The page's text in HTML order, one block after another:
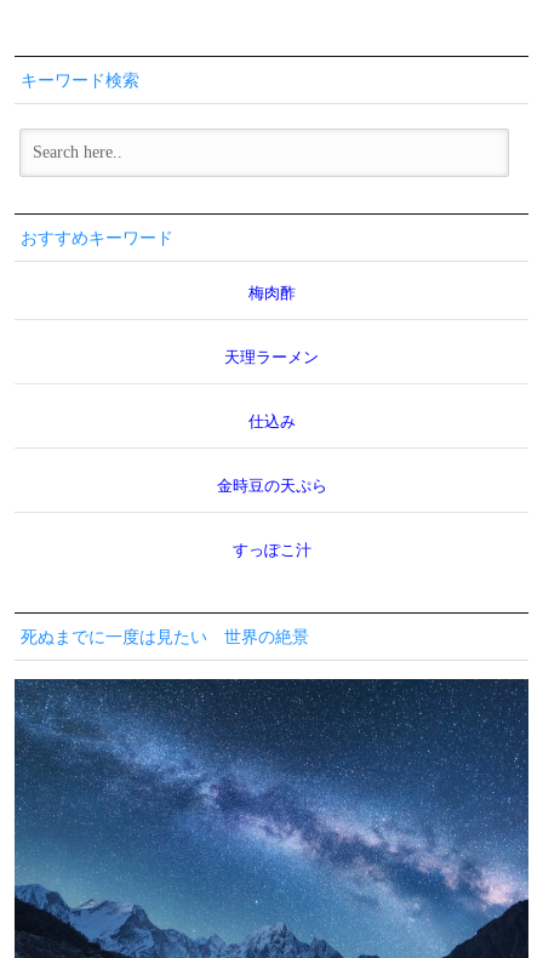
キーワード検索
おすすめキーワード
梅肉酢
天理ラーメン
仕込み
金時豆の天ぷら
すっぽこ汁
死ぬまでに一度は見たい 世界の絶景